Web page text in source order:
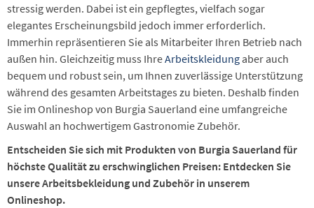
stressig werden. Dabei ist ein gepflegtes, vielfach sogar
elegantes Erscheinungsbild jedoch immer erforderlich.
Immerhin repräsentieren Sie als Mitarbeiter Ihren Betrieb nach
außen hin. Gleichzeitig muss IhreArbeitskleidung aber auch
bequem und robust sein, um Ihnen zuverlässige Unterstützung
während des gesamten Arbeitstages zu bieten. Deshalb finden
Sie im Onlineshop von Burgia Sauerland eine umfangreiche
Auswahl an hochwertigem Gastronomie Zubehör.
Entscheiden Sie sich mit Produkten von Burgia Sauerland für
höchste Qualität zu erschwinglichen Preisen: Entdecken Sie
unsere Arbeitsbekleidung und Zubehör in unserem
Onlineshop.